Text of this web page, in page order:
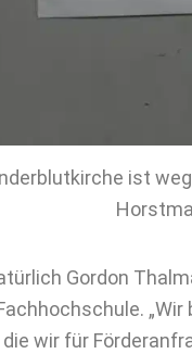
ist
Gordon
wir für